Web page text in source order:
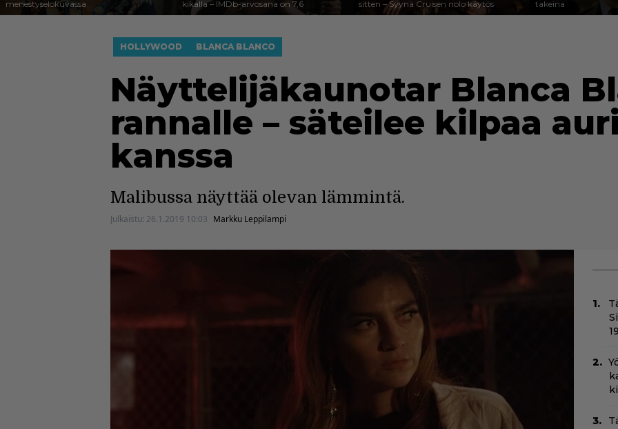
menestyselokuvassa
kikalla – IMDb-arvosana on 7,6
sitten – Syynä Cruisen nolo käytös
takeina
HOLLYWOOD BLANCA BLANCO
Näyttelijäkaunotar Blanca
rannalle – säteilee kilpaa
kanssa
Malibussa näyttää olevan lämmintä.
Julkaistu: 26.1.2019 10:03 Markku Leppilampi